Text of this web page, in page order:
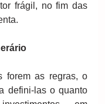
frágil, no fim das
forem as regras, o
defini-las o quanto